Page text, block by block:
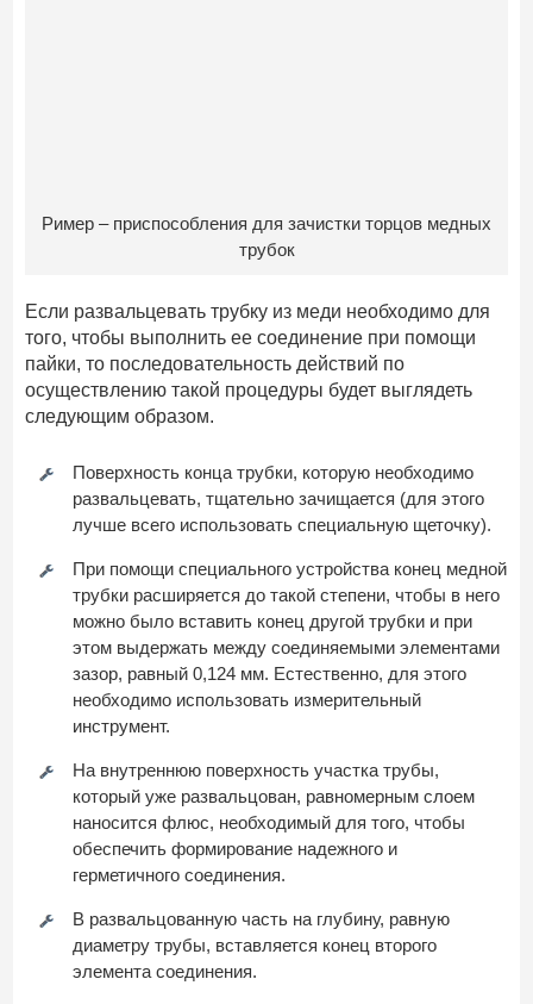
Ример – приспособления для зачистки торцов медных
трубок
Если развальцевать трубку из меди необходимо для
того, чтобы выполнить ее соединение при помощи
пайки, то последовательность действий по
осуществлению такой процедуры будет выглядеть
следующим образом.
Поверхность конца трубки, которую необходимо
развальцевать, тщательно зачищается (для этого
лучше всего использовать специальную щеточку).
При помощи специального устройства конец медной
трубки расширяется до такой степени, чтобы в него
можно было вставить конец другой трубки и при
этом выдержать между соединяемыми элементами
зазор, равный 0,124 мм. Естественно, для этого
необходимо использовать измерительный
инструмент.
На внутреннюю поверхность участка трубы,
который уже развальцован, равномерным слоем
наносится флюс, необходимый для того, чтобы
обеспечить формирование надежного и
герметичного соединения.
В развальцованную часть на глубину, равную
диаметру трубы, вставляется конец второго
элемента соединения.